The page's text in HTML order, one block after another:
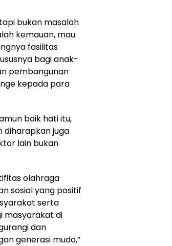
bukan masalah
kemauan, mau
fasilitas
bagi anak-
pembangunan
kepada para
baik hati itu,
diharapkan juga
lain bukan
olahraga
sosial yang positif
serta
masyarakat di
dan
generasi muda,”